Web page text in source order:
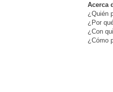
Acerca
¿Quién
¿Por
¿Con
¿Cómo